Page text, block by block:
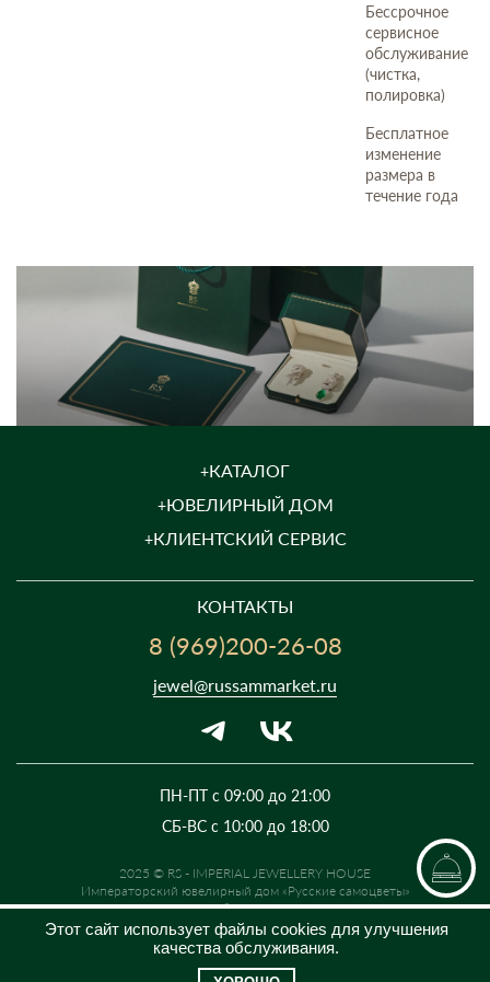
Бессрочное
сервисное
обслуживание
(чистка,
полировка)
Бесплатное
изменение
размера в
течение года
КАТАЛОГ
ЮВЕЛИРНЫЙ ДОМ
КЛИЕНТСКИЙ СЕРВИС
КОНТАКТЫ
8 (969)200-26-08
ПН-ПТ с 09:00 до 21:00
СБ-ВС с 10:00 до 18:00
jewel@russammarket.ru
2025 © RS - IMPERIAL JEWELLERY HOUSE
Императорский ювелирный дом «Русские самоцветы»
Предложение не является публичной офертой. Цены на сайте и в
розничной сети могут отличаться. Информация на сайте о товаре носит
рекламный характер и расценивается как приглашение делать
оферты на основании п.1 ст. 437 Гражданского кодекса РФ.
Этот сайт использует файлы cookies для улучшения
качества обслуживания.